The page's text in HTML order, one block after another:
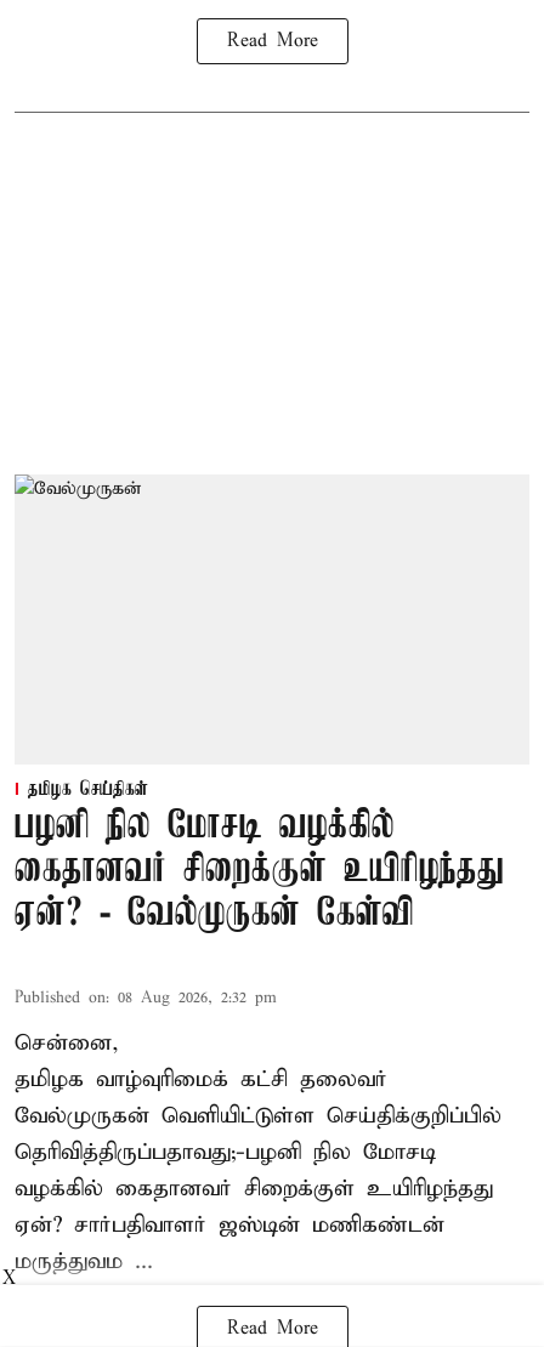
Read More
தமிழக செய்திகள்
பழனி நில மோசடி வழக்கில்
கைதானவர் சிறைக்குள் உயிரிழந்தது
ஏன்? - வேல்முருகன் கேள்வி
Published on: 08 Aug 2026, 2:32 pm
சென்னை,
தமிழக வாழ்வுரிமைக் கட்சி தலைவர்
வேல்முருகன் வெளியிட்டுள்ள செய்திக்குறிப்பில்
தெரிவித்திருப்பதாவது;-பழனி நில மோசடி
வழக்கில் கைதானவர் சிறைக்குள் உயிரிழந்தது
ஏன்? சார்பதிவாளர் ஜஸ்டின் மணிகண்டன்
மருத்துவம ...
Read More
X